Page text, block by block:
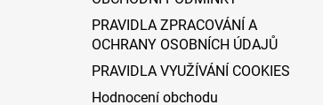
PRAVIDLA ZPRACOVÁNÍ A
OCHRANY OSOBNÍCH ÚDAJŮ
PRAVIDLA VYUŽÍVÁNÍ COOKIES
Hodnocení obchodu